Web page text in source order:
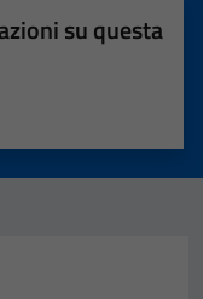
su questa